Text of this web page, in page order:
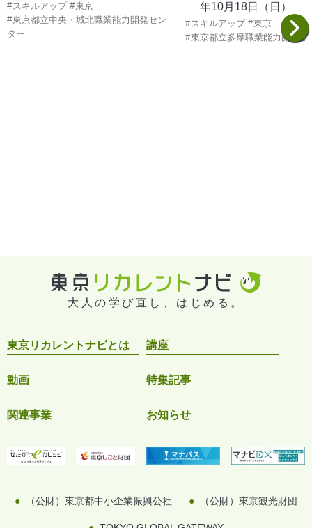
スキルアップ
東京
東京都立中央・城北職業能力開発セン
ター
年10月18日（日）
スキルアップ
東京
東京都立多摩職業能力開発セ
大人の学び直し、はじめる。
東京リカレントナビとは 講座
動画 特集記事
関連事業 お知らせ
（公財）東京都中小企業振興公社 （公財）東京観光財団